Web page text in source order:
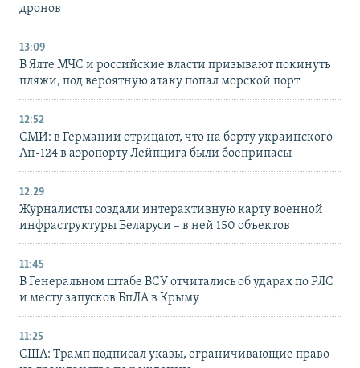
дронов
13:09
В Ялте МЧС и российские власти призывают покинуть
пляжи, под вероятную атаку попал морской порт
12:52
СМИ: в Германии отрицают, что на борту украинского
Ан-124 в аэропорту Лейпцига были боеприпасы
12:29
Журналисты создали интерактивную карту военной
инфраструктуры Беларуси – в ней 150 объектов
11:45
В Генеральном штабе ВСУ отчитались об ударах по РЛС
и месту запусков БпЛА в Крыму
11:25
США: Трамп подписал указы, ограничивающие право